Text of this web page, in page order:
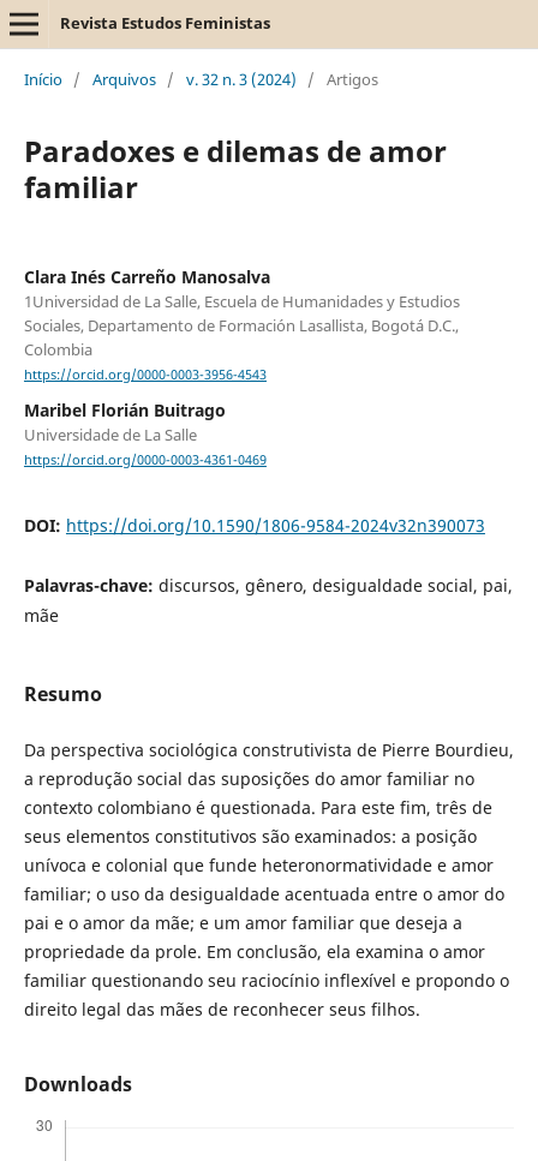
Revista Estudos Feministas
Início / Arquivos / v. 32 n. 3 (2024) / Artigos
Paradoxes e dilemas de amor
familiar
Clara Inés Carreño Manosalva
1Universidad de La Salle, Escuela de Humanidades y Estudios
Sociales, Departamento de Formación Lasallista, Bogotá D.C.,
Colombia
https://orcid.org/0000-0003-3956-4543
Maribel Florián Buitrago
Universidade de La Salle
https://orcid.org/0000-0003-4361-0469
DOI: https://doi.org/10.1590/1806-9584-2024v32n390073
Palavras-chave: discursos, gênero, desigualdade social, pai,
mãe
Resumo
Da perspectiva sociológica construtivista de Pierre Bourdieu,
a reprodução social das suposições do amor familiar no
contexto colombiano é questionada. Para este fim, três de
seus elementos constitutivos são examinados: a posição
unívoca e colonial que funde heteronormatividade e amor
familiar; o uso da desigualdade acentuada entre o amor do
pai e o amor da mãe; e um amor familiar que deseja a
propriedade da prole. Em conclusão, ela examina o amor
familiar questionando seu raciocínio inflexível e propondo o
direito legal das mães de reconhecer seus filhos.
Downloads